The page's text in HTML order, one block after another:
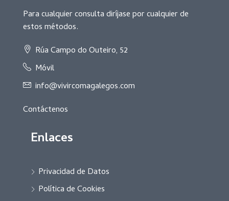
Para cualquier consulta diríjase por cualquier de
estos métodos.
Rúa Campo do Outeiro, 52
Móvil
info@vivircomagalegos.com
Contáctenos
Enlaces
Privacidad de Datos
Política de Cookies